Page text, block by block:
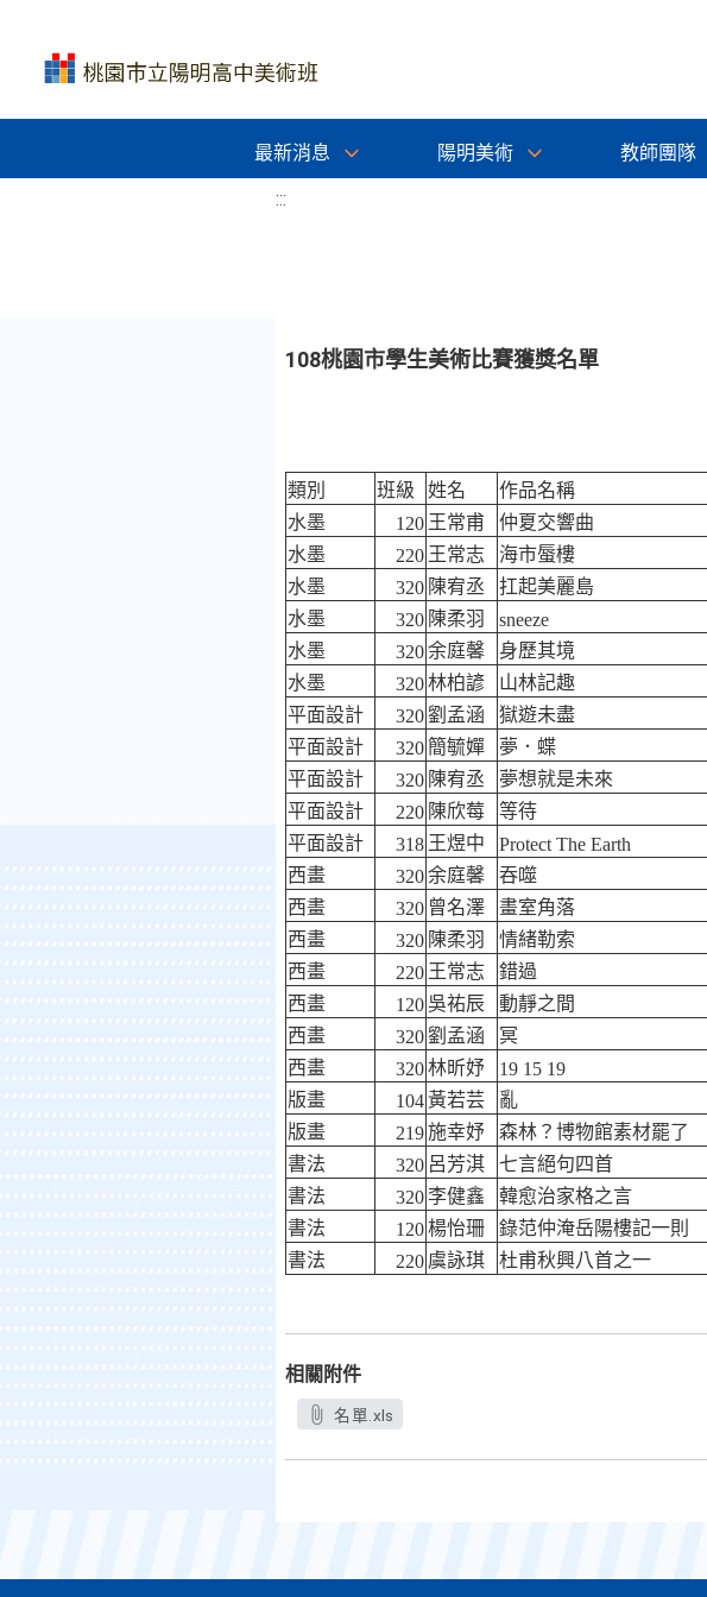
最新消息 陽明美術 教師團隊
:::
108桃園市學生美術比賽獲獎名單
類別 班級 姓名 作品名稱
水墨
120 王常甫 仲夏交響曲
水墨
220 王常志 海市蜃樓
水墨
320 陳宥丞 扛起美麗島
水墨
320 陳柔羽 sneeze
水墨
320余庭馨 身歷其境
水墨
320林柏諺 山林記趣
平面設計
320劉孟涵 獄遊未盡
平面設計
320簡毓嬋 夢．蝶
平面設計
320 陳宥丞 夢想就是未來
平面設計
220 陳欣莓 等待
平面設計
318 王煜中 Protect The Earth
西畫
320余庭馨 吞噬
西畫
320 曾名澤 畫室角落
西畫
320 陳柔羽 情緒勒索
西畫
220 王常志 錯過
西畫
120 吳祐辰 動靜之間
西畫
320劉孟涵 冥
西畫
320林昕妤 19 15 19
版畫
104 黃若芸 亂
版畫
219施幸妤 森林？博物館素材罷了
書法
320 呂芳淇 七言絕句四首
書法
320李健鑫 韓愈治家格之言
書法
120楊怡珊 錄范仲淹岳陽樓記一則
書法
220 虞詠琪 杜甫秋興八首之一
相關附件
名單.xls